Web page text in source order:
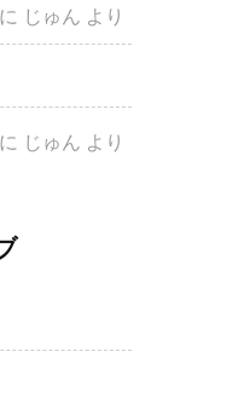
に じゅん より
に じゅん より